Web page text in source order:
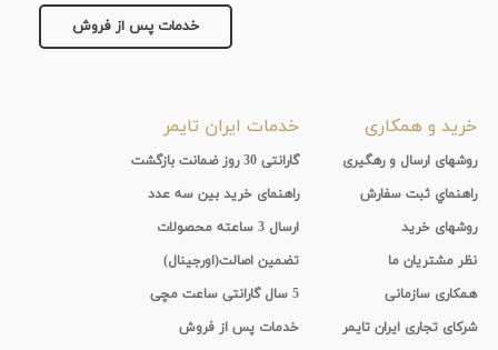
خدمات پس از فروش
خرید و همکاری
روشهای ارسال و رهگیری
راهنماي ثبت سفارش
روشهای خرید
نظر مشتریان ما
همکاری سازمانی
شرکای تجاری ایران تایمر
خدمات ایران تایمر
گارانتی 30 روز ضمانت بازگشت
راهنمای خرید بین سه عدد
ارسال 3 ساعته محصولات
تضمین اصالت(اورجینال)
5 سال گارانتی ساعت مچی
خدمات پس از فروش